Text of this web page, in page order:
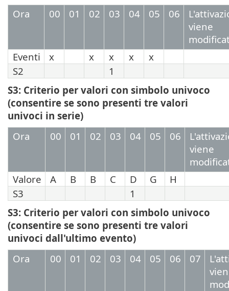
Ora
00 01 02 03 04 05 06
viene
Eventi
x x x x
x
S2
1
S3: Criterio per valori con simbolo univoco
(consentire se sono presenti tre valori
univoci in serie)
Ora
00 01 02 03 04 05 06
viene
Valore
A B B C D G
H
S3
1
S3: Criterio per valori con simbolo univoco
(consentire se sono presenti tre valori
univoci dall'ultimo evento)
Ora
00 01 02 03 04 05 06 07